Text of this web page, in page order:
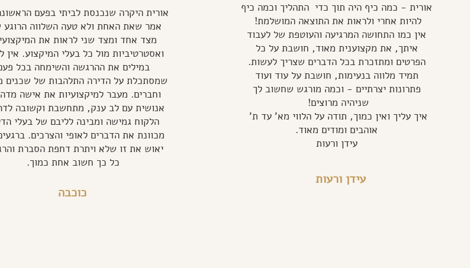
אורית היקרה שנכנסת לביתי בפעם
אמר שאת האחת ולא טעה השלווה הרוגע
מצד אחד ומצד שני לראות את
ואסטרטיביות מול כל בעלי המיקצוע. אין
במילים את ההרגשה והשימחה בכל
שמסתכלת על הדירה התלהבות של שכנים
וחברים. מעבר למיקצועיות את אישה
אנושית עם לב ענק, מתחשבת וקשובה
הלקוח גמישה ומבינה לליבם של בעלי
מכוונת את הדברים לאופי והצרכים.
יאוש את זו שלא ויתרת דחפת הסברת
כל כך חשוב אחת כמוך.
כוכבה
אורית - כמה כיף היה תוך כדי התהליך וכמה כיף
להיות אחרי ולראות את התוצאה המושלמת!
אין כמו התחושה המרגיעה והעוטפת של לעבוד
איתך, את מקצוענית מאוד, חושבת על כל
הפרטים ומתזכרת בכל הדברים שצריך לעשות.
תמיד מלווה בנעימות, חושבת על עוד ועוד
פתרונות יצרתיים - וכמה מורגש שחשוב לך
שניהיה מרוצים!
איך עליך ואין כמוך, תודה על הלווי מא' עד ת'
אוהבים ומודים מאוד.
עידן ורעות
עידן ורעות